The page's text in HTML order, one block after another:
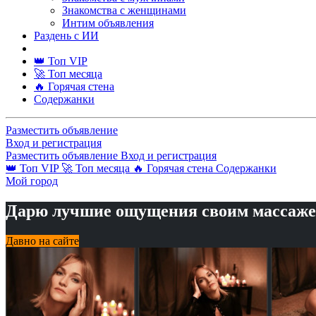
Знакомства с женщинами
Интим объявления
Раздень с ИИ
👑 Топ VIP
🚀 Топ месяца
🔥 Горячая стена
Содержанки
Разместить объявление
Вход и регистрация
Разместить объявление Вход и регистрация
👑 Топ VIP 🚀 Топ месяца 🔥 Горячая стена Содержанки
Мой город
Дарю лучшие ощущения своим
Давно на сайте